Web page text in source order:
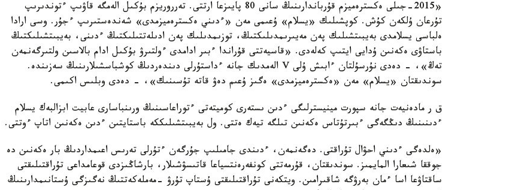
«2015-جىلى ەكسترەميزم قۇرباندارىنىڭ سانى 80 پايىزعا ارتتى. تەرروريزم بۇكىل الەمگە قاۋىپ ءتوندىرىپ
تۇرعان ۇلكەن كۇش. كوپشىلىك «يسلام» ۇعىمى مەن «ءدىني ەكسترەميزمدى» شەندەستىرىپ ءجۇر. وسى ارادا
ەلباسى يسلامدى بەيبىتشىلىك پەن مەيىرىمدىلىكتىڭ، توزىمدىلىك پەن ادىلەتتىلىكتىڭ ءدىنى، بەيبىتشىلىكتىڭ
باستاۋى ەكەنىن ۇدايى ايتىپ كەلەدى. «قاسيەتتى قۇراندا ءبىر ادامدى ءولتىرۋ بۇكىل ادام بالاسىن ولتىرگەنمەن
تەڭ»، - دەدى نۇرسۇلتان ءابىش ۇلى V الەمدىك جانە ءداستۇرلى دىندەردىڭ كوشباسشىلارىنىڭ سەزىندە.
سوندىقتان «يسلام» مەن «ەكسترەميزمدى» ەگىز ۇعىم دەۋ قاتە تۇسىنىك»، - دەدى وبلىس اكىمى.
ق ر مادەنيەت جانە سپورت مينيسترلىگى ءدىن ىستەرى كوميتەتى ءتوراعاسىنىڭ ورىنباسارى عابيت ابزالبەك يسلام
ءدىنىنىڭ دىڭگەگى ءبىرتۇتاس ەكەنىن تىلگە تيەك ەتتى. ول بەيبىتشىلىككە باستايتىن ءدىن ەكەنىن اتاپ ءوتتى.
«ەلدەگى ءدىني احۋال تۇراقتى. دەگەنمەن، ءدىندى جامىلىپ جۇرگەن ءتۇرلى تەرىس اعىمداردىڭ بار ەكەنىن دە
جوققا شىعارا المايمىز. سوندىقتان، قۇرمەتتى كونفەرەنتسياعا قاتىسۋشىلار، بارشاڭىزدى قوعامداعى تۇراقتىلىقتى
ساقتاۋعا اسا ءمان بەرۋگە شاقىرامىن. ويتكەنى تۇراقتىلىقتى ۇستاپ تۇرۋ -مەملەكەتتىڭ نەگىزگى ۇستانىمدارىنىڭ